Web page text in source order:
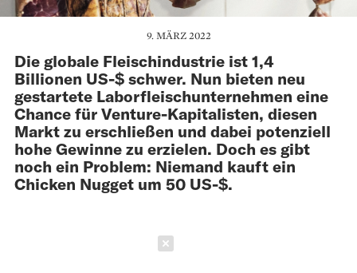
9. MÄRZ 2022
Die globale Fleischindustrie ist 1,4
Billionen US-$ schwer. Nun bieten neu
gestartete Laborfleischunternehmen eine
Chance für Venture-Kapitalisten, diesen
Markt zu erschließen und dabei potenziell
hohe Gewinne zu erzielen. Doch es gibt
noch ein Problem: Niemand kauft ein
Chicken Nugget um 50 US-$.